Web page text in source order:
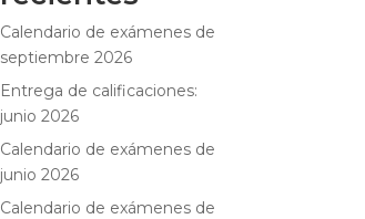
Calendario de exámenes de
septiembre 2026
Entrega de calificaciones:
junio 2026
Calendario de exámenes de
junio 2026
Calendario de exámenes de